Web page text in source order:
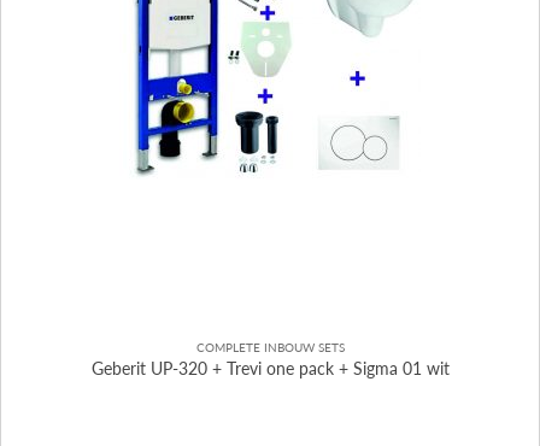
COMPLETE INBOUW SETS
Geberit UP-320 + Trevi one pack + Sigma 01 wit